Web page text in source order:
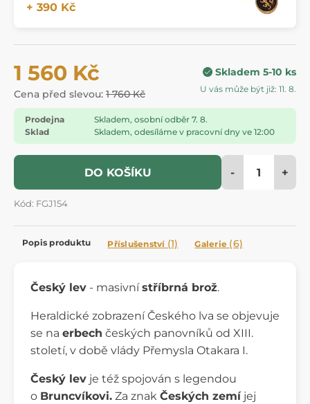
+ 390 Kč
1 560 Kč
Cena před slevou: 1 760 Kč
Skladem 5-10 ks
U vás může být již: 11. 8.
Prodejna
Skladem, osobní odběr 7. 8.
Sklad
Skladem, odesíláme v pracovní dny ve 12:00
DO KOŠÍKU - +
Kód: FGJ154
Popis produktu Příslušenství (1) Galerie (6)
Český lev - masivnístříbrná brož.
Heraldické zobrazení Českého lva se objevuje
se na erbech českých panovníků od XIII.
století, v době vlády Přemysla Otakara I.
Český lev je též spojován s legendou
o Bruncvíkovi. Za znak Českých zemíjej